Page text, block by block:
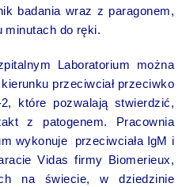
badania wraz z paragonem,
minutach do ręki.
Laboratorium można
przeciwciał przeciwko
które pozwalają stwierdzić,
z patogenem. Pracownia
wykonuje przeciwciała IgM i
Vidas firmy Biomerieux,
na świecie, w dziedzinie